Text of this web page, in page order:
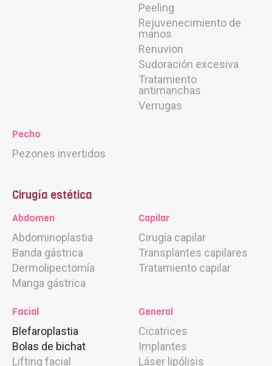
Peeling
Rejuvenecimiento de
manos
Renuvion
Sudoración excesiva
Tratamiento
antimanchas
Verrugas
Pecho
Pezones invertidos
Cirugía estética
Abdomen
Abdominoplastia
Banda gástrica
Dermolipectomía
Manga gástrica
Capilar
Cirugía capilar
Transplantes capilares
Tratamiento capilar
Facial
Blefaroplastia
Bolas de bichat
Lifting facial
General
Cicatrices
Implantes
Láser lipólisis